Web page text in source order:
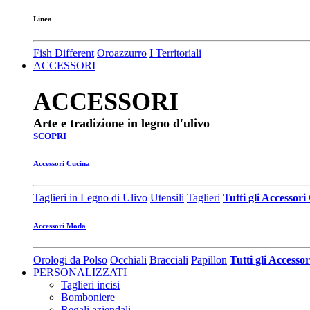
Linea
Fish Different Oroazzurro I Territoriali
ACCESSORI
ACCESSORI
Arte e tradizione in legno d'ulivo
SCOPRI
Accessori Cucina
Taglieri in Legno di Ulivo Utensili Taglieri Tutti gli Accessori
Accessori Moda
Orologi da Polso Occhiali Bracciali Papillon Tutti gli
PERSONALIZZATI
Taglieri incisi
Bomboniere